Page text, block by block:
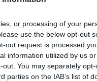
or processing of your
use the below opt-out
out request is processed
information utilized by us
You may separately
parties on the IAB’s list of
Πολιτικού Γραφείου